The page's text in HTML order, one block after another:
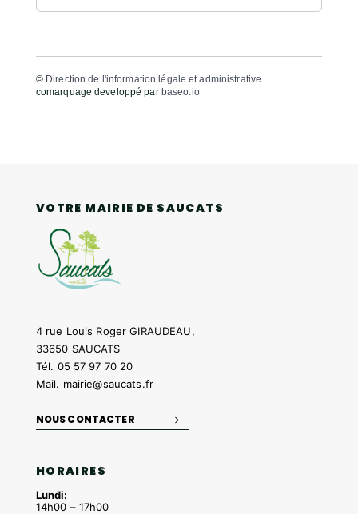
© Direction de l'information légale et administrative
comarquage developpé par baseo.io
VOTRE MAIRIE DE SAUCATS
4 rue Louis Roger GIRAUDEAU,
33650 SAUCATS
Tél. 05 57 97 70 20
Mail. mairie@saucats.fr
NOUS CONTACTER
HORAIRES
Lundi:
14h00 – 17h00